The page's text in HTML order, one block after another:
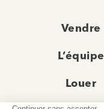
Vendre
L’équipe
Louer